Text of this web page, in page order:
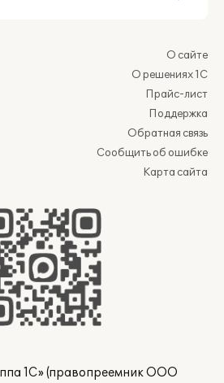
О сайте
О решениях 1С
Прайс-лист
Поддержка
Обратная связь
Сообщить об ошибке
Карта сайта
1С» (правопреемник ООО